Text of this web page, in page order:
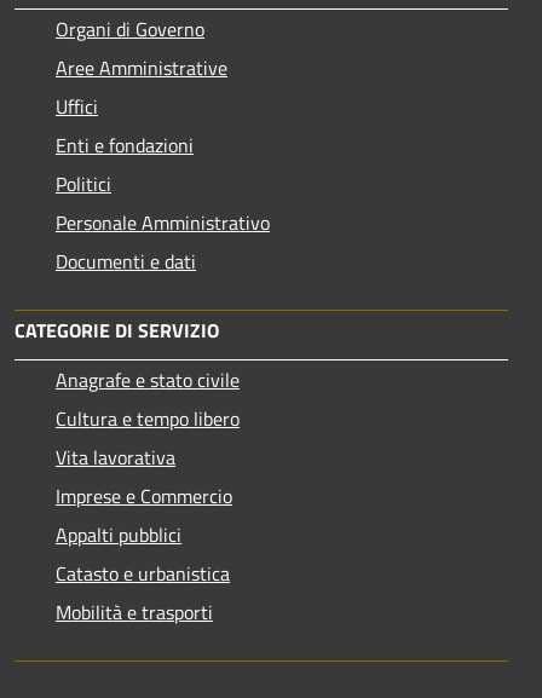
Organi di Governo
Aree Amministrative
Uffici
Enti e fondazioni
Politici
Personale Amministrativo
Documenti e dati
CATEGORIE DI SERVIZIO
Anagrafe e stato civile
Cultura e tempo libero
Vita lavorativa
Imprese e Commercio
Appalti pubblici
Catasto e urbanistica
Mobilità e trasporti